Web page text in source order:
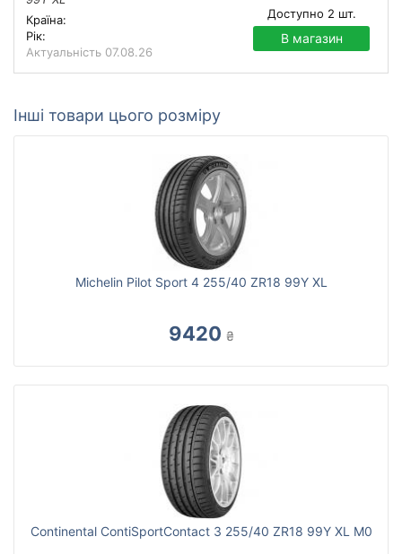
Країна:
Рік:
Актуальність 07.08.26
Доступно 2 шт.
В магазин
Інші товари цього розміру
Michelin Pilot Sport 4 255/40 ZR18 99Y XL
9420 ₴
Continental ContiSportContact 3 255/40 ZR18 99Y XL M0